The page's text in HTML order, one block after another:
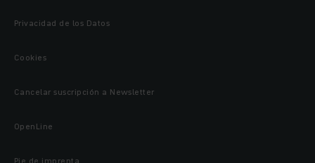
Privacidad de los Datos
Cookies
Cancelar suscripción a Newsletter
OpenLine